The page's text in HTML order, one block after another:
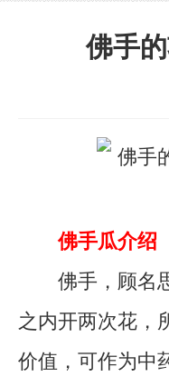
佛手
佛手瓜介绍
佛手，顾名思
之内开两次花，
价值，可作为中